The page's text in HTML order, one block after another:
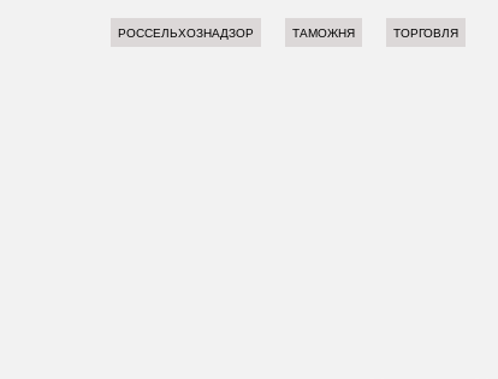
РОССЕЛЬХОЗНАДЗОР ТАМОЖНЯ ТОРГОВЛЯ